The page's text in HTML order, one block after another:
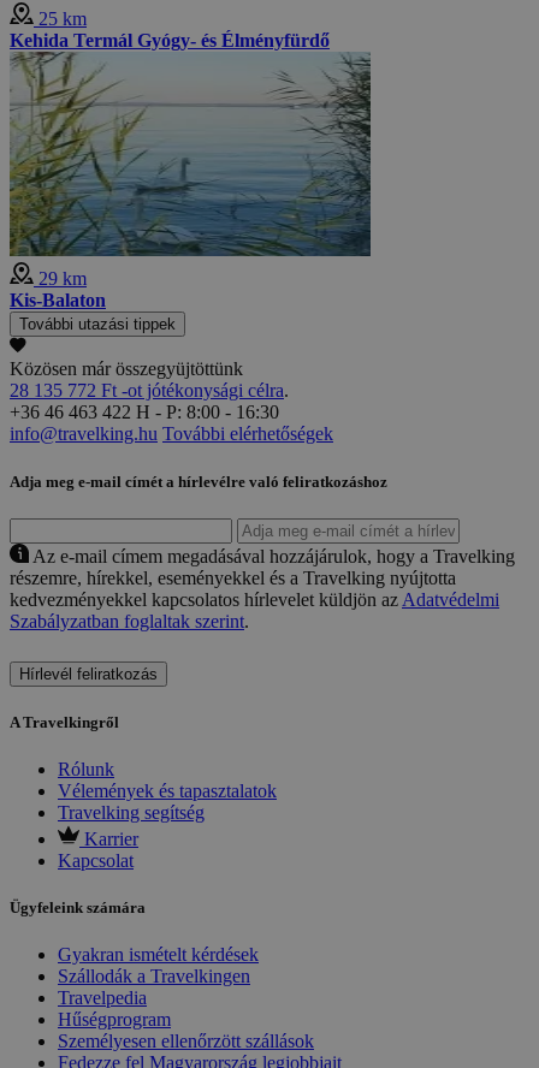
25 km
Kehida Termál Gyógy- és Élményfürdő
29 km
Kis-Balaton
További utazási tippek
Közösen már összegyüjtöttünk
28 135 772 Ft -ot jótékonysági célra.
+36 46 463 422 H - P: 8:00 - 16:30
info@travelking.hu További elérhetőségek
Adja meg e-mail címét a hírlevélre való feliratkozáshoz
Az e-mail címem megadásával hozzájárulok, hogy a Travelking
részemre, hírekkel, eseményekkel és a Travelking nyújtotta
kedvezményekkel kapcsolatos hírlevelet küldjön az Adatvédelmi
Szabályzatban foglaltak szerint.
Hírlevél feliratkozás
A Travelkingről
Rólunk
Vélemények és tapasztalatok
Travelking segítség
Karrier
Kapcsolat
Ügyfeleink számára
Gyakran ismételt kérdések
Szállodák a Travelkingen
Travelpedia
Hűségprogram
Személyesen ellenőrzött szállások
Fedezze fel Magyarország legjobbjait